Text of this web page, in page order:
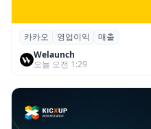
카카오, 2026년 2분
이익 2770억…역대 분
카카오 영업이익
매출
Welaunch
오늘 오전 1:29